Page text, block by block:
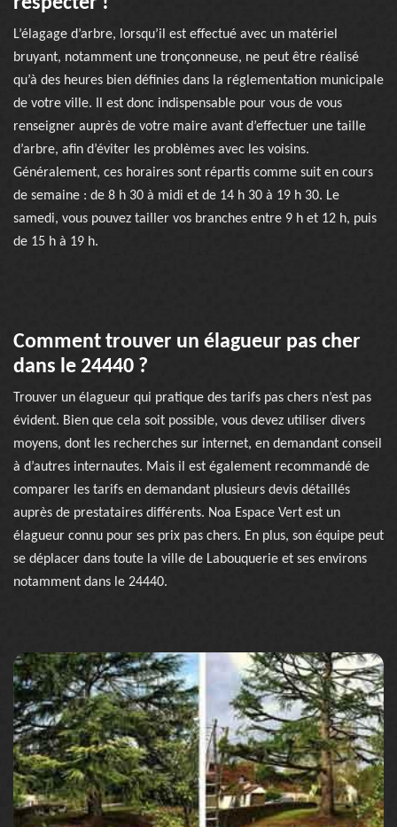
L’élagage d’arbre, lorsqu’il est effectué avec un matériel
bruyant, notamment une tronçonneuse, ne peut être réalisé
qu’à des heures bien définies dans la réglementation municipale
de votre ville. Il est donc indispensable pour vous de vous
renseigner auprès de votre maire avant d’effectuer une taille
d’arbre, afin d’éviter les problèmes avec les voisins.
Généralement, ces horaires sont répartis comme suit en cours
de semaine : de 8 h 30 à midi et de 14 h 30 à 19 h 30. Le
samedi, vous pouvez tailler vos branches entre 9 h et 12 h, puis
de 15 h à 19 h.
Comment trouver un élagueur pas cher
dans le 24440 ?
Trouver un élagueur qui pratique des tarifs pas chers n’est pas
évident. Bien que cela soit possible, vous devez utiliser divers
moyens, dont les recherches sur internet, en demandant conseil
à d’autres internautes. Mais il est également recommandé de
comparer les tarifs en demandant plusieurs devis détaillés
auprès de prestataires différents. Noa Espace Vert est un
élagueur connu pour ses prix pas chers. En plus, son équipe peut
se déplacer dans toute la ville de Labouquerie et ses environs
notamment dans le 24440.